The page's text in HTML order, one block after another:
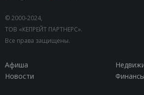
© 2000-2024,
ТОВ «КЕПРЕЙТ ПАРТНЕРС».
Все права защищены.
Афиша
Новости
Финансы